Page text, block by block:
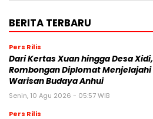
BERITA TERBARU
Pers Rilis
Dari Kertas Xuan hingga Desa Xidi,
Rombongan Diplomat Menjelajahi
Warisan Budaya Anhui
Senin, 10 Agu 2026 - 05:57 WIB
Pers Rilis